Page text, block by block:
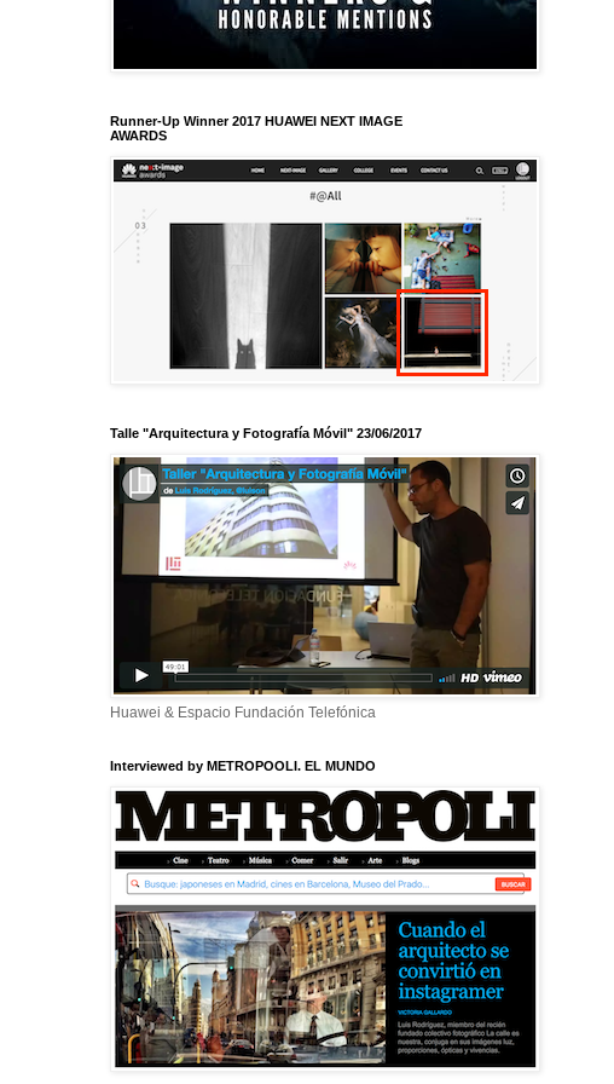
Runner-Up Winner 2017 HUAWEI NEXT IMAGE
AWARDS
Talle "Arquitectura y Fotografía Móvil" 23/06/2017
Huawei & Espacio Fundación Telefónica
Interviewed by METROPOOLI. EL MUNDO